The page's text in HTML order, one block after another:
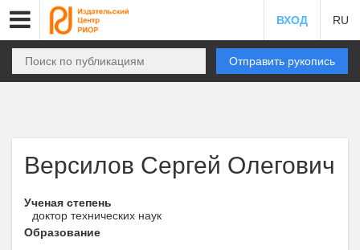
ВХОД RU
Отправить рукопись
Версилов Сергей Олегович
Ученая степень
доктор технических наук
Образование